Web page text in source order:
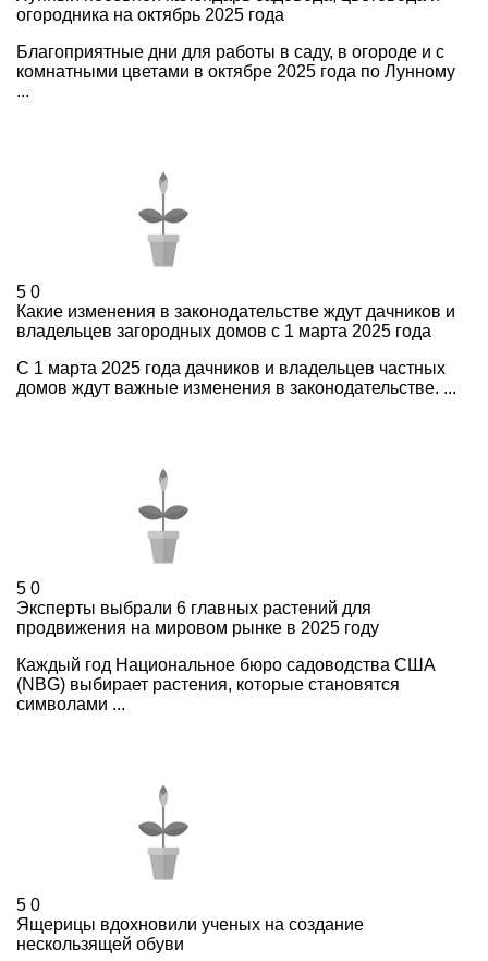
огородника на октябрь 2025 года
Благоприятные дни для работы в саду, в огороде и с
комнатными цветами в октябре 2025 года по Лунному
...
5 0
Какие изменения в законодательстве ждут дачников и
владельцев загородных домов с 1 марта 2025 года
С 1 марта 2025 года дачников и владельцев частных
домов ждут важные изменения в законодательстве. ...
5 0
Эксперты выбрали 6 главных растений для
продвижения на мировом рынке в 2025 году
Каждый год Национальное бюро садоводства США
(NBG) выбирает растения, которые становятся
символами ...
5 0
Ящерицы вдохновили ученых на создание
нескользящей обуви